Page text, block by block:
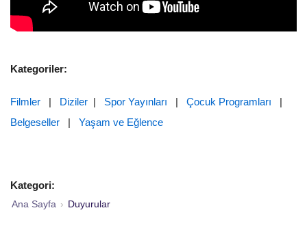
Kategoriler:
Filmler | Diziler | Spor Yayınları | Çocuk Programları |
Belgeseller | Yaşam ve Eğlence
Kategori:
Ana Sayfa › Duyurular